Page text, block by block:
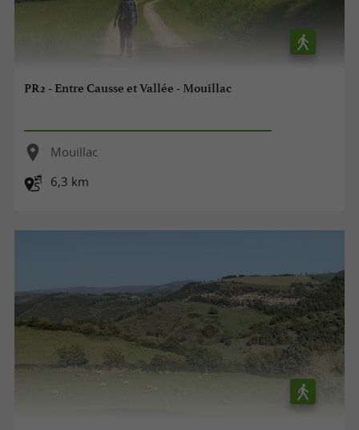
PR2 - Entre Causse et Vallée - Mouillac
Mouillac
6,3 km